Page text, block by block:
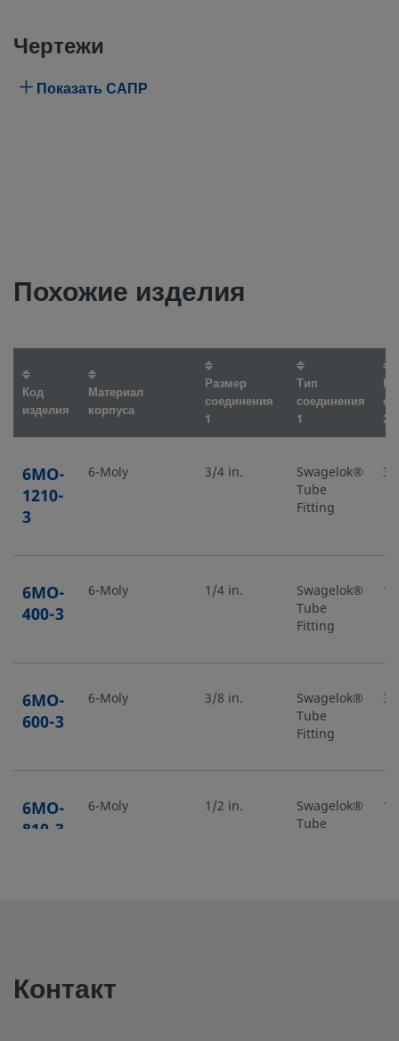
Чертежи
Показать САПР
Похожие изделия
Код
изделия
Материал
корпуса
Размер
соединения
1
Тип
соединения
1
2
6MO-
1210-
3
6-Moly 3/4 in.
Swagelok®
Tube
Fitting
3/
6MO-
400-3
6-Moly 1/4 in.
Swagelok®
Tube
Fitting
1/
6MO-
600-3
6-Moly 3/8 in.
Swagelok®
Tube
Fitting
3/
6MO-
810-3
6-Moly 1/2 in.
Swagelok®
Tube
1/
Контакт